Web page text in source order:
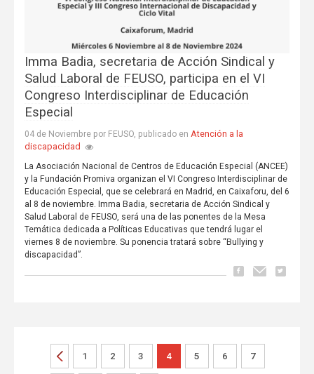
Imma Badia, secretaria de Acción Sindical y
Salud Laboral de FEUSO, participa en el VI
Congreso Interdisciplinar de Educación
Especial
04 de Noviembre por FEUSO, publicado en Atención a la
discapacidad
La Asociación Nacional de Centros de Educación Especial (ANCEE)
y la Fundación Promiva organizan el VI Congreso Interdisciplinar de
Educación Especial, que se celebrará en Madrid, en Caixaforu, del 6
al 8 de noviembre. Imma Badia, secretaria de Acción Sindical y
Salud Laboral de FEUSO, será una de las ponentes de la Mesa
Temática dedicada a Políticas Educativas que tendrá lugar el
viernes 8 de noviembre. Su ponencia tratará sobre “Bullying y
discapacidad”.
1 2 3 4 5 6 7